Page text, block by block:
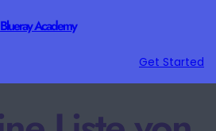
Blueray Academy
Get Started